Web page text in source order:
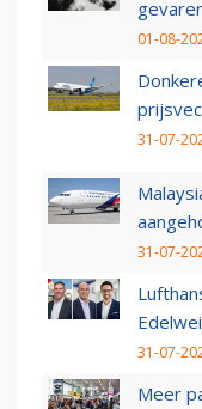
01-08-
31-07-
31-07-
31-07-
Meer